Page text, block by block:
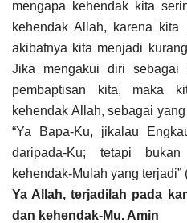
mengapa kehendak kita
kehendak Allah, karena
akibatnya kita menjadi
Jika mengakui diri sebagai
pembaptisan kita, maka
kehendak Allah, sebagai
“Ya Bapa-Ku, jikalau
daripada-Ku; tetapi bukan
kehendak-Mulah yang terjadi”
Ya Allah, terjadilah pada
dan kehendak-Mu. Amin